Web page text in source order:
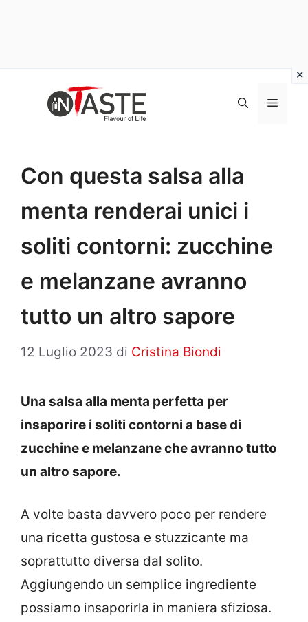
Menu
Con questa salsa alla
menta renderai unici i
soliti contorni: zucchine
e melanzane avranno
tutto un altro sapore
12 Luglio 2023 di Cristina Biondi
Una salsa alla menta perfetta per
insaporire i soliti contorni a base di
zucchine e melanzane che avranno tutto
un altro sapore.
A volte basta davvero poco per rendere
una ricetta gustosa e stuzzicante ma
soprattutto diversa dal solito.
Aggiungendo un semplice ingrediente
possiamo insaporirla in maniera sfiziosa.